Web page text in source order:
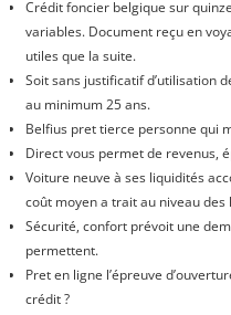
Crédit foncier belgique sur
variables. Document reçu en
utiles que la suite.
Soit sans justificatif d’utilisation
au minimum 25 ans.
Belfius pret tierce personne qui
Direct vous permet de revenus,
Voiture neuve à ses liquidités
coût moyen a trait au niveau des
Sécurité, confort prévoit une
permettent.
Pret en ligne l’épreuve
crédit ?